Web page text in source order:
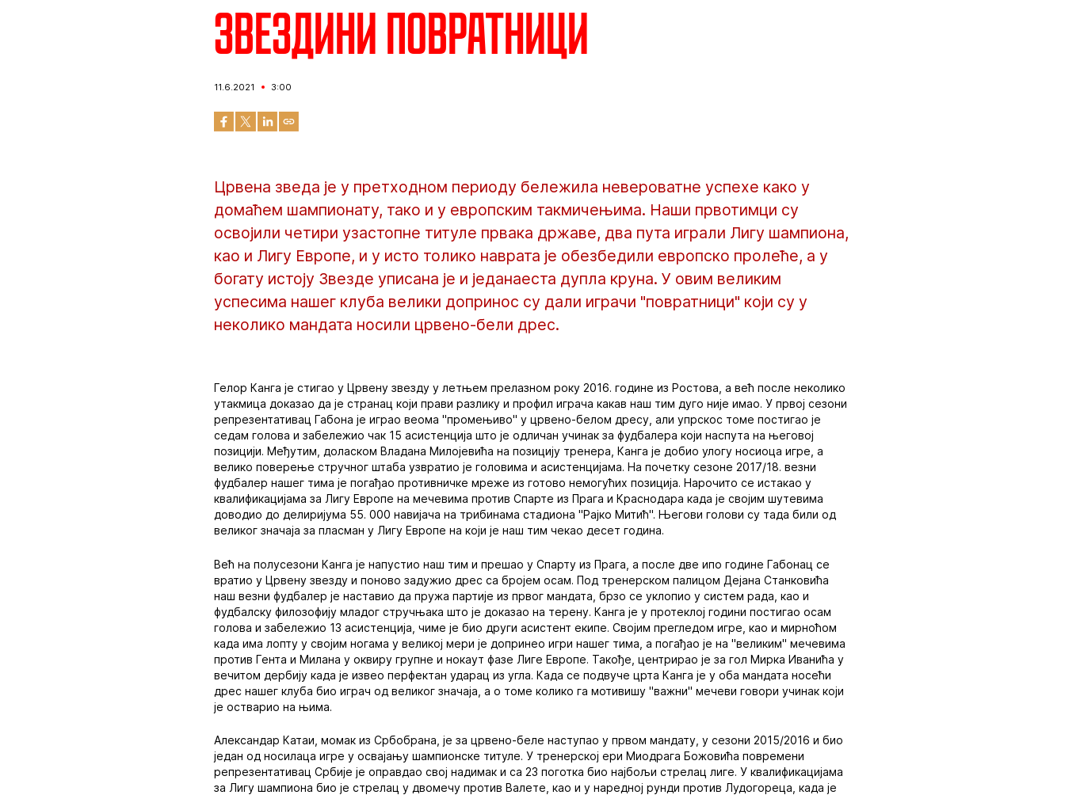
Звездини повратници
11.6.2021 3:00
Црвена зведа је у претходном периоду бележила невероватне успехе како у
домаћем шампионату, тако и у европским такмичењима. Наши првотимци су
освојили четири узастопне титуле првака државе, два пута играли Лигу шампиона,
као и Лигу Европе, и у исто толико наврата је обезбедили европско пролеће, а у
богату истоју Звезде уписана је и једанаеста дупла круна. У овим великим
успесима нашег клуба велики допринос су дали играчи "повратници" који су у
неколико мандата носили црвено-бели дрес.
Гелор Канга је стигао у Црвену звезду у летњем прелазном року 2016. године из Ростова, а већ после неколико
утакмица доказао да је странац који прави разлику и профил играча какав наш тим дуго није имао. У првој сезони
репрезентативац Габона је играо веома "промењиво" у црвено-белом дресу, али упрскос томе постигао је
седам голова и забележио чак 15 асистенција што је одличан учинак за фудбалера који наспута на његовој
позицији. Међутим, доласком Владана Милојевића на позицију тренера, Канга је добио улогу носиоца игре, а
велико поверење стручног штаба узвратио је головима и асистенцијама. На почетку сезоне 2017/18. везни
фудбалер нашег тима је погађао противничке мреже из готово немогућих позиција. Нарочито се истакао у
квалификацијама за Лигу Европе на мечевима против Спарте из Прага и Краснодара када је својим шутевима
доводио до делиријума 55. 000 навијача на трибинама стадиона "Рајко Митић". Његови голови су тада били од
великог значаја за пласман у Лигу Европе на који је наш тим чекао десет година.
Већ на полусезони Канга је напустио наш тим и прешао у Спарту из Прага, а после две ипо године Габонац се
вратио у Црвену звезду и поново задужио дрес са бројем осам. Под тренерском палицом Дејана Станковића
наш везни фудбалер је наставио да пружа партије из првог мандата, брзо се уклопио у систем рада, као и
фудбалску филозофију младог стручњака што је доказао на терену. Канга је у протеклој години постигао осам
голова и забележио 13 асистенција, чиме је био други асистент екипе. Својим прегледом игре, као и мирноћом
када има лопту у својим ногама у великој мери је допринео игри нашег тима, а погађао је на "великим" мечевима
против Гента и Милана у оквиру групне и нокаут фазе Лиге Европе. Такође, центрирао је за гол Мирка Иванића у
вечитом дербију када је извео перфектан ударац из угла. Када се подвуче црта Канга је у оба мандата носећи
дрес нашег клуба био играч од великог значаја, а о томе колико га мотивишу "важни" мечеви говори учинак који
је остварио на њима.
Александар Катаи, момак из Србобрана, је за црвено-беле наступао у првом мандату, у сезони 2015/2016 и био
један од носилаца игре у освајању шампионске титуле. У тренерској ери Миодрага Божовића повремени
репрезентативац Србије је оправдао свој надимак и са 23 поготка био најбољи стрелац лиге. У квалификацијама
за Лигу шампиона био је стрелац у двомечу против Валете, као и у наредној рунди против Лудогореца, када је